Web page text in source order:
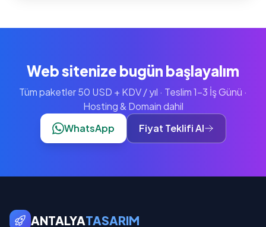
Web sitenize bugün başlayalım
Tüm paketler 50 USD + KDV / yıl · Teslim 1-3 İş Günü ·
Hosting & Domain dahil
WhatsApp
Fiyat Teklifi Al
ANTALYATASARIM